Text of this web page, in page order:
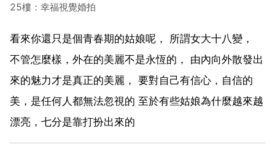
25樓：幸福視覺婚拍
看來你還只是個青春期的姑娘呢， 所謂女大十八變，
不管怎麼樣，外在的美麗不是永恆的， 由內向外散發出
來的魅力才是真正的美麗， 要對自己有信心，自信的
美，是任何人都無法忽視的 至於有些姑娘為什麼越來越
漂亮，七分是靠打扮出來的